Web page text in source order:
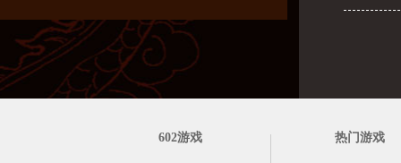
602游戏 热门游戏